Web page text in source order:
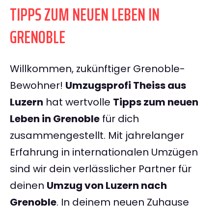
TIPPS ZUM NEUEN LEBEN IN
GRENOBLE
Willkommen, zukünftiger Grenoble-
Bewohner! Umzugsprofi Theiss aus
Luzern hat wertvolle Tipps zum neuen
Leben in Grenoble für dich
zusammengestellt. Mit jahrelanger
Erfahrung in internationalen Umzügen
sind wir dein verlässlicher Partner für
deinen Umzug von Luzern nach
Grenoble. In deinem neuen Zuhause